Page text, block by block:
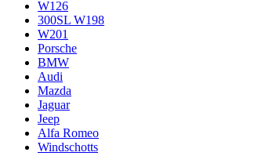
W126
300SL W198
W201
Porsche
BMW
Audi
Mazda
Jaguar
Jeep
Alfa Romeo
Windschotts